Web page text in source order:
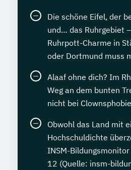
Die schöne Eifel, der
und… das Ruhrgebiet
Ruhrpott-Charme in
oder Dortmund muss
Alaaf ohne dich? Im
Weg an dem bunten
nicht bei Clownsphobie
Obwohl das Land mit
Hochschuldichte
INSM-
12 (Quelle: insm-